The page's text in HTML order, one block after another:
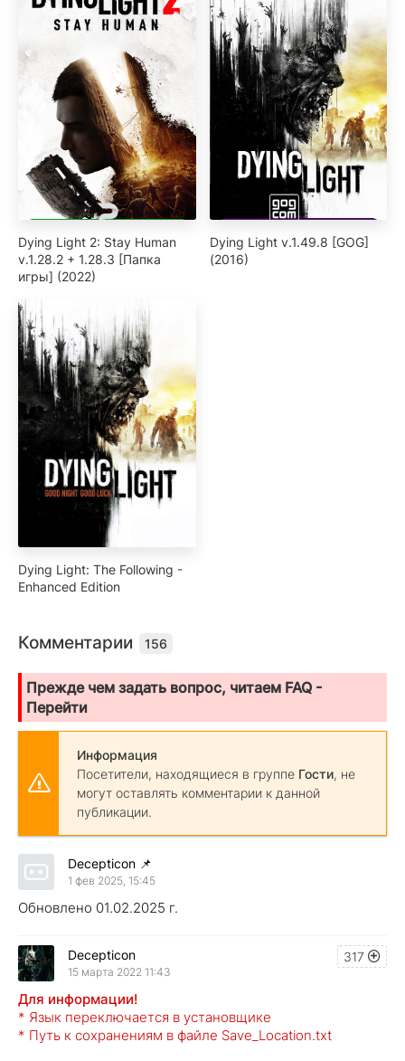
Dying Light 2: Stay Human
v.1.28.2 + 1.28.3 [Папка
игры] (2022)
Dying Light v.1.49.8 [GOG]
(2016)
Dying Light: The Following -
Enhanced Edition
Комментарии 156
Прежде чем задать вопрос, читаем FAQ -
Перейти
Информация
Посетители, находящиеся в группе Гости, не
могут оставлять комментарии к данной
публикации.
Decepticon 📌
1 фев 2025, 15:45
Обновлено 01.02.2025 г.
317
Decepticon
15 марта 2022 11:43
Для информации!
* Язык переключается в установщике
* Путь к сохранениям в файле Save_Location.txt